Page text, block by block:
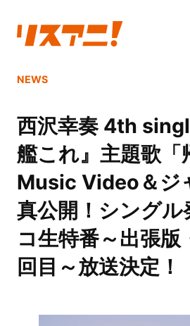
NEWS
西沢幸奏 4th
艦これ』主題歌「
Music Video＆ジ
真公開！シングル
コ生特番～出張
回目～放送決定！